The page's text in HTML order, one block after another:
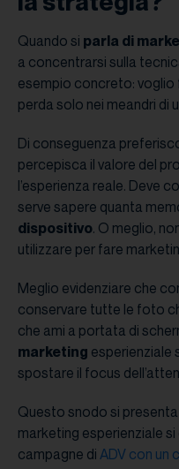
Quando si parla di
a concentrarsi sulla
esempio concreto: voglio
perda solo nei meandri di
Di conseguenza
percepisca il valore del
l’esperienza reale. Deve
serve sapere quanta
dispositivo. O meglio,
utilizzare per fare
Meglio evidenziare che
conservare tutte le foto
che ami a portata di
marketing esperienziale
spostare il focus
Questo snodo si
marketing esperienziale
campagne di ADV con un